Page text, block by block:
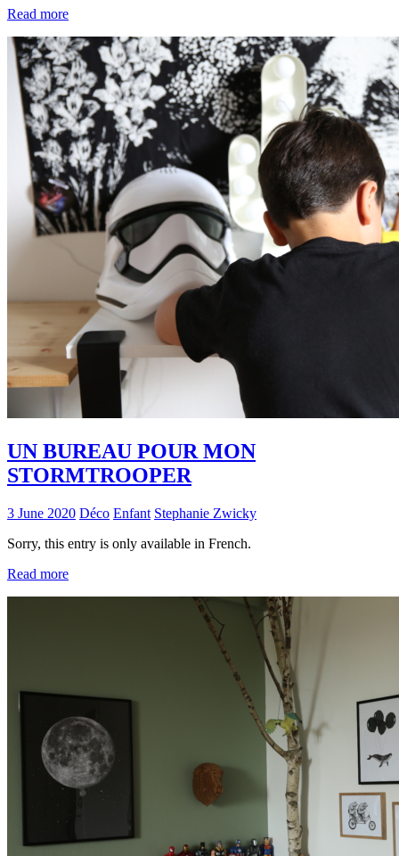
Read more
UN BUREAU POUR MON
STORMTROOPER
3 June 2020 Déco Enfant Stephanie Zwicky
Sorry, this entry is only available in French.
Read more